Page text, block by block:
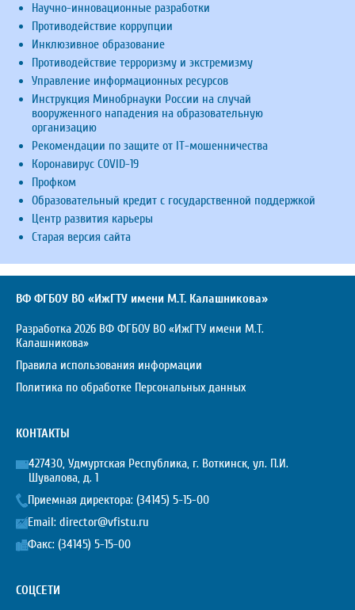
Научно-инновационные разработки
Противодействие коррупции
Инклюзивное образование
Противодействие терроризму и экстремизму
Управление информационных ресурсов
Инструкция Минобрнауки России на случай
вооруженного нападения на образовательную
организацию
Рекомендации по защите от IT-мошенничества
Коронавирус COVID-19
Профком
Образовательный кредит с государственной поддержкой
Центр развития карьеры
Старая версия сайта
ВФ ФГБОУ ВО «ИжГТУ имени М.Т. Калашникова»
Разработка 2026 ВФ ФГБОУ ВО «ИжГТУ имени М.Т.
Калашникова»
Правила использования информации
Политика по обработке Персональных данных
КОНТАКТЫ
427430, Удмуртская Республика, г. Воткинск, ул. П.И.
Шувалова, д. 1
Приемная директора: (34145) 5-15-00
Email: director@vfistu.ru
Факс: (34145) 5-15-00
СОЦСЕТИ